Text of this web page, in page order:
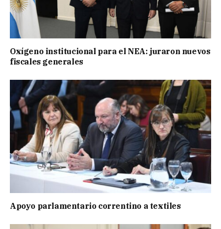
Oxígeno institucional para el NEA: juraron nuevos
fiscales generales
Apoyo parlamentario correntino a textiles